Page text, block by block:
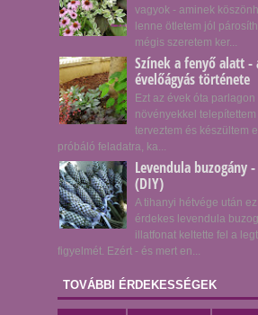
vagyok - aminek
lenne ötletem jól
mégis szeretem ker...
Színek a fenyő alatt -
évelőágyás története
Ezt az évek óta
növényekkel
terveztem és készültem
próbáló feladatra, ka...
Levendula buzogány
(DIY)
A tihanyi hétvége után ez
érdekes levendula
illatfonat keltette fel a
figyelmét. Ezért - és mert en...
TOVÁBBI ÉRDEKESSÉGEK